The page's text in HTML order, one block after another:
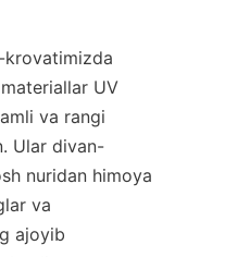
krovatimizda
UV
va rangi
Ular divan-
nuridan himoya
va
ajoyib